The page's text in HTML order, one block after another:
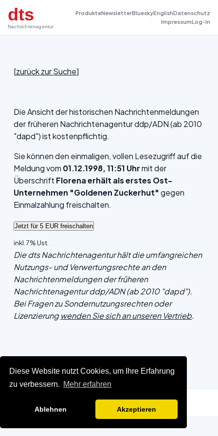
Diese Website nutzt Cookies, um Ihre Erfahrung
zu verbessern. Mehr erfahren
Ablehnen Akzeptieren
dts
Nachrichtenagentur
ProdukteNewsletterBlueskyEnglishDatenschutz
ImpressumLog-In
[zurück zur Suche]
Die Ansicht der historischen Nachrichtenmeldungen
der früheren Nachrichtenagentur ddp/ADN (ab 2010
"dapd") ist kostenpflichtig.
Sie können den einmaligen, vollen Lesezugriff auf die
Meldung vom 01.12.1998, 11:51 Uhrmit der
Überschrift Florena erhält als erstes Ost-
Unternehmen "Goldenen Zuckerhut" gegen
Einmalzahlung freischalten.
inkl. 7% Ust.
Die dts Nachrichtenagentur hält die umfangreichen
Nutzungs- und Verwertungsrechte an den
Nachrichtenmeldungen der früheren
Nachrichtenagentur ddp/ADN (ab 2010 "dapd").
Bei Fragen zu Sondernutzungsrechten oder
Lizenzierungwenden Sie sich an unseren Vertrieb.